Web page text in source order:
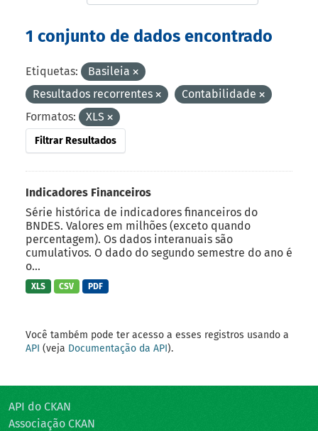
1 conjunto de dados encontrado
Etiquetas:
Basileia
Resultados recorrentes
Contabilidade
Formatos:
XLS
Filtrar Resultados
Indicadores Financeiros
Série histórica de indicadores financeiros do
BNDES. Valores em milhões (exceto quando
percentagem). Os dados interanuais são
cumulativos. O dado do segundo semestre do ano é
o...
XLS CSV PDF
Você também pode ter acesso a esses registros usando a
API (veja Documentação da API).
API do CKAN
Associação CKAN